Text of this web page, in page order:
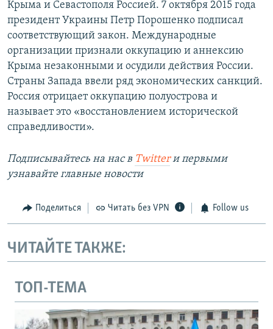
Крыма и Севастополя Россией. 7 октября 2015 года
президент Украины Петр Порошенко подписал
соответствующий закон. Международные
организации признали оккупацию и аннексию
Крыма незаконными и осудили действия России.
Страны Запада ввели ряд экономических санкций.
Россия отрицает оккупацию полуострова и
называет это «восстановлением исторической
справедливости».
Подписывайтесь на наc в Twitterи первыми
узнавайте главные новости
Поделиться Читать без VPN Follow us
ЧИТАЙТЕ ТАКЖЕ:
ТОП-ТЕМА